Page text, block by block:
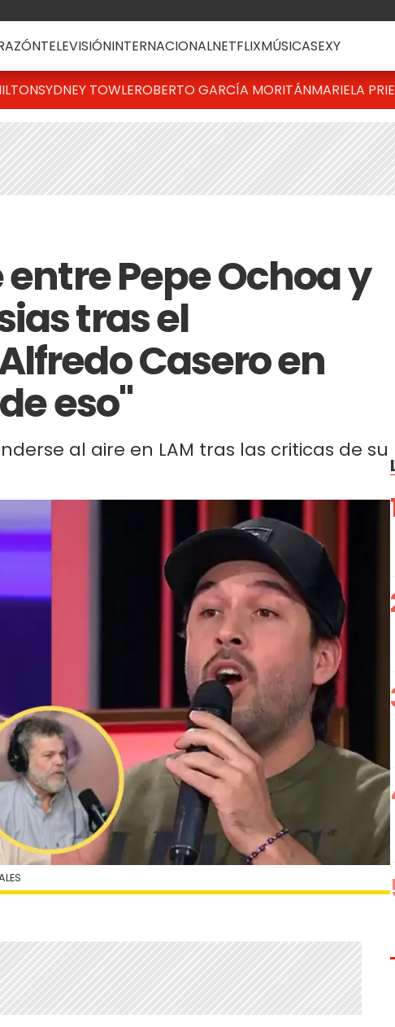
TELEVISIÓNINTERNACIONALNETFLIXMÚSICASEXY
SYDNEY TOWLEROBERTO GARCÍA MORITÁNMARIELA
Pepe Ochoa y
tras el
Casero en
eso"
al aire en LAM tras las criticas de su